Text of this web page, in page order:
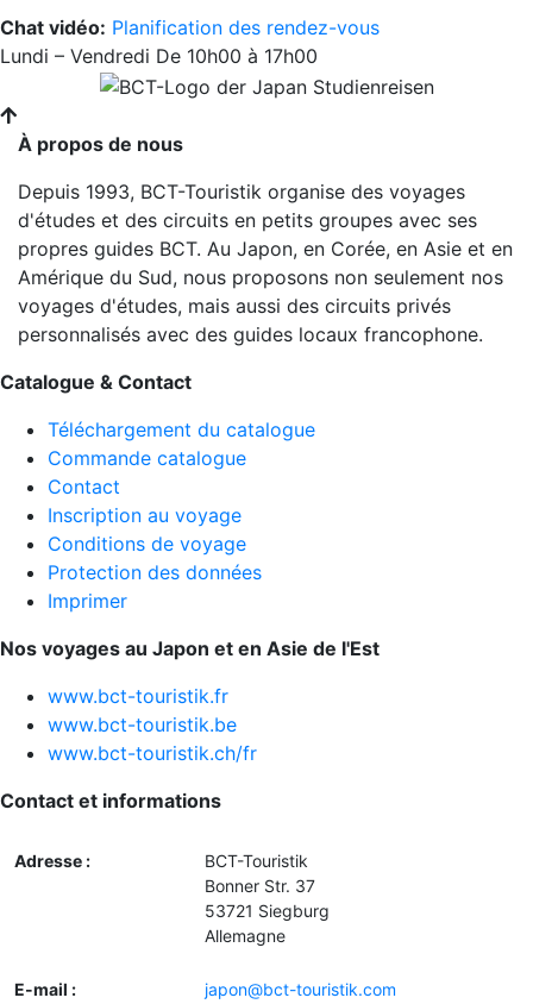
Chat vidéo: Planification des rendez-vous
Lundi – Vendredi De 10h00 à 17h00
À propos de nous
Depuis 1993, BCT-Touristik organise des voyages
d'études et des circuits en petits groupes avec ses
propres guides BCT. Au Japon, en Corée, en Asie et en
Amérique du Sud, nous proposons non seulement nos
voyages d'études, mais aussi des circuits privés
personnalisés avec des guides locaux francophone.
Catalogue & Contact
Téléchargement du catalogue
Commande catalogue
Contact
Inscription au voyage
Conditions de voyage
Protection des données
Imprimer
Nos voyages au Japon et en Asie de l'Est
www.bct-touristik.fr
www.bct-touristik.be
www.bct-touristik.ch/fr
Contact et informations
Adresse :
BCT-Touristik
Bonner Str. 37
53721 Siegburg
Allemagne
E-mail : japon@bct-touristik.com